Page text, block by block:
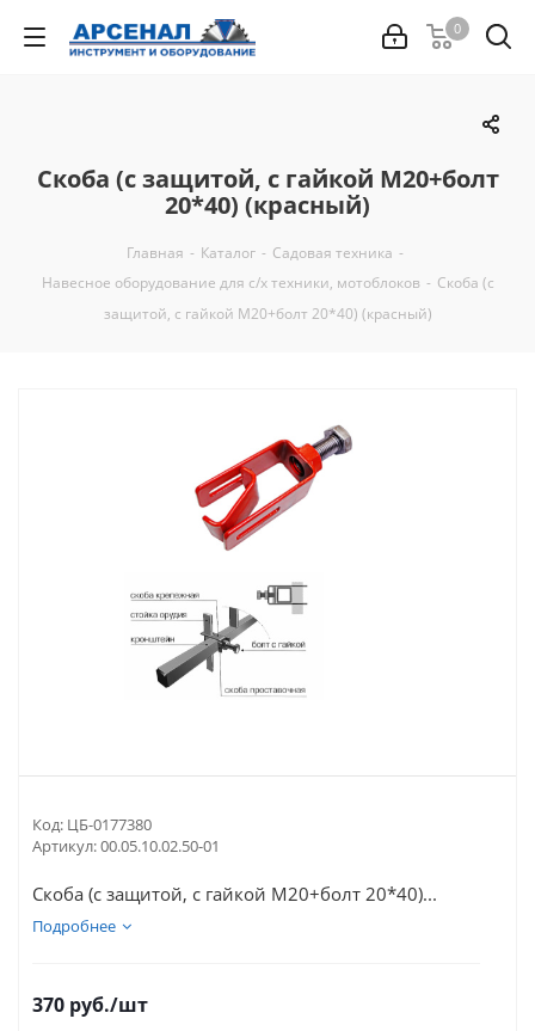
0
Скоба (с защитой, с гайкой М20+болт
20*40) (красный)
Главная - Каталог - Садовая техника -
Навесное оборудование для с/х техники, мотоблоков - Скоба (с
защитой, с гайкой М20+болт 20*40) (красный)
Код: ЦБ-0177380
Артикул:00.05.10.02.50-01
Скоба (с защитой, с гайкой М20+болт 20*40)...
Подробнее
370 руб./шт